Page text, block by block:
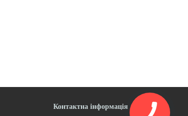
Контактна інформація